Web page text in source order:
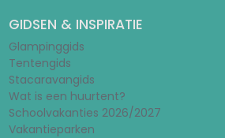
GIDSEN & INSPIRATIE
Glampinggids
Tentengids
Stacaravangids
Wat is een huurtent?
Schoolvakanties 2026/2027
Vakantieparken